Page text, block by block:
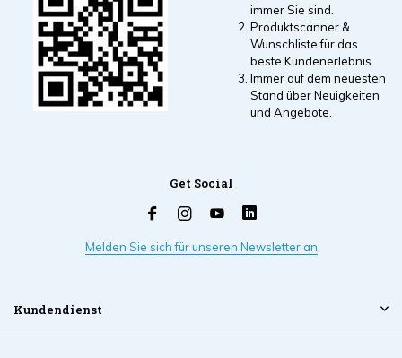
immer Sie sind.
Produktscanner &
Wunschliste für das
beste Kundenerlebnis.
Immer auf dem neuesten
Stand über Neuigkeiten
und Angebote.
Get Social
Melden Sie sich für unseren Newsletter an
Kundendienst